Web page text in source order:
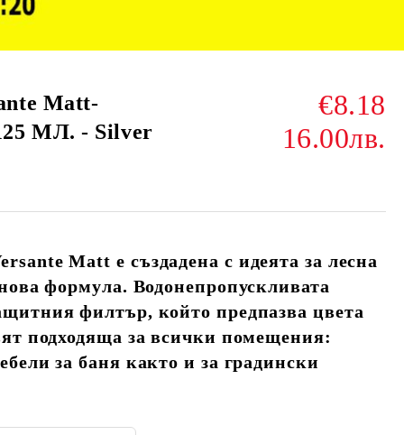
Matt-
МЛ. - Silver
€8.18
16.00лв.
Matt е създадена с идеята за лесна
формула. Водонепропускливата
филтър, който предпазва цвета
подходяща за всички помещения:
за баня както и за градински